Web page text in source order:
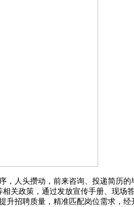
人头攒动，前来咨询、投递简历的
关政策，通过发放宣传手册、现场
招聘质量，精准匹配岗位需求，